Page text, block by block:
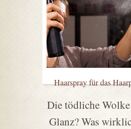
Haarspray für das
Die tödliche
Glanz? Was